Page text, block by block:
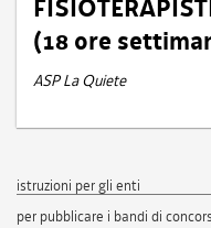
(18 ore
ASP La Quiete
istruzioni per gli enti
per pubblicare i bandi di